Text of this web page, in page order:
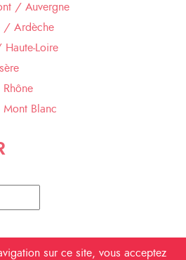
/ Auvergne
/ Ardèche
Loire
Mont Blanc
sur ce site, vous acceptez